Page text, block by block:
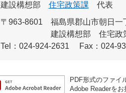
建設構想部
住宅政策課
代表
〒963-8601
福島県郡山市朝日一
建設構想部 住宅政
Tel：024-924-2631
Fax：024-
PDF形式のファイ
Adobe Readerを